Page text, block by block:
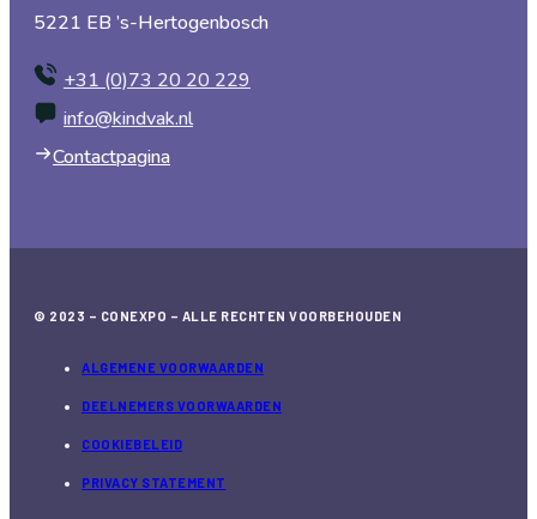
5221 EB ’s-Hertogenbosch
+31 (0)73 20 20 229
info@kindvak.nl
Contactpagina
© 2023 – CONEXPO – ALLE RECHTEN VOORBEHOUDEN
ALGEMENE VOORWAARDEN
DEELNEMERS VOORWAARDEN
COOKIEBELEID
PRIVACY STATEMENT